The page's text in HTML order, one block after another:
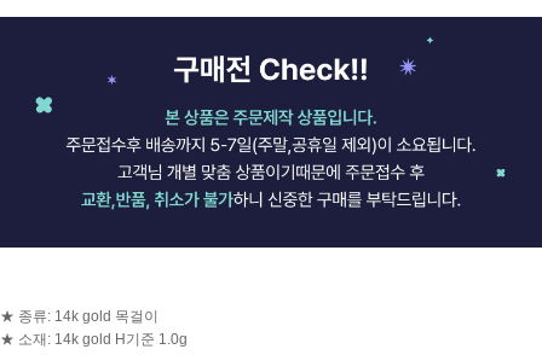
★ 종류: 14k gold 목걸이
★ 소재: 14k gold H기준 1.0g